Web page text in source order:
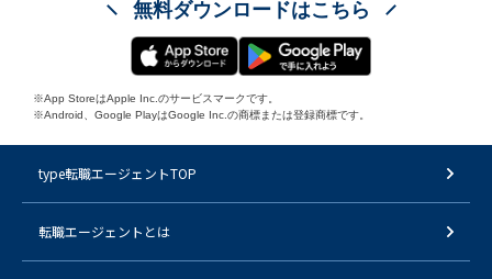
無料ダウンロードはこちら
※App StoreはApple Inc.のサービスマークです。
※Android、Google PlayはGoogle Inc.の商標または登録商標です。
type転職エージェントTOP
転職エージェントとは